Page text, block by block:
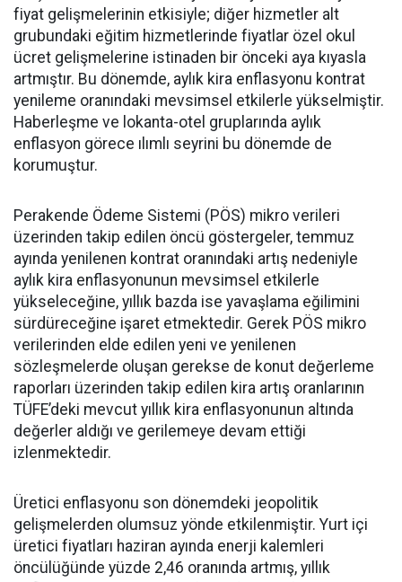
fiyat gelişmelerinin etkisiyle; diğer hizmetler alt
grubundaki eğitim hizmetlerinde fiyatlar özel okul
ücret gelişmelerine istinaden bir önceki aya kıyasla
artmıştır. Bu dönemde, aylık kira enflasyonu kontrat
yenileme oranındaki mevsimsel etkilerle yükselmiştir.
Haberleşme ve lokanta-otel gruplarında aylık
enflasyon görece ılımlı seyrini bu dönemde de
korumuştur.
Perakende Ödeme Sistemi (PÖS) mikro verileri
üzerinden takip edilen öncü göstergeler, temmuz
ayında yenilenen kontrat oranındaki artış nedeniyle
aylık kira enflasyonunun mevsimsel etkilerle
yükseleceğine, yıllık bazda ise yavaşlama eğilimini
sürdüreceğine işaret etmektedir. Gerek PÖS mikro
verilerinden elde edilen yeni ve yenilenen
sözleşmelerde oluşan gerekse de konut değerleme
raporları üzerinden takip edilen kira artış oranlarının
TÜFE’deki mevcut yıllık kira enflasyonunun altında
değerler aldığı ve gerilemeye devam ettiği
izlenmektedir.
Üretici enflasyonu son dönemdeki jeopolitik
gelişmelerden olumsuz yönde etkilenmiştir. Yurt içi
üretici fiyatları haziran ayında enerji kalemleri
öncülüğünde yüzde 2,46 oranında artmış, yıllık